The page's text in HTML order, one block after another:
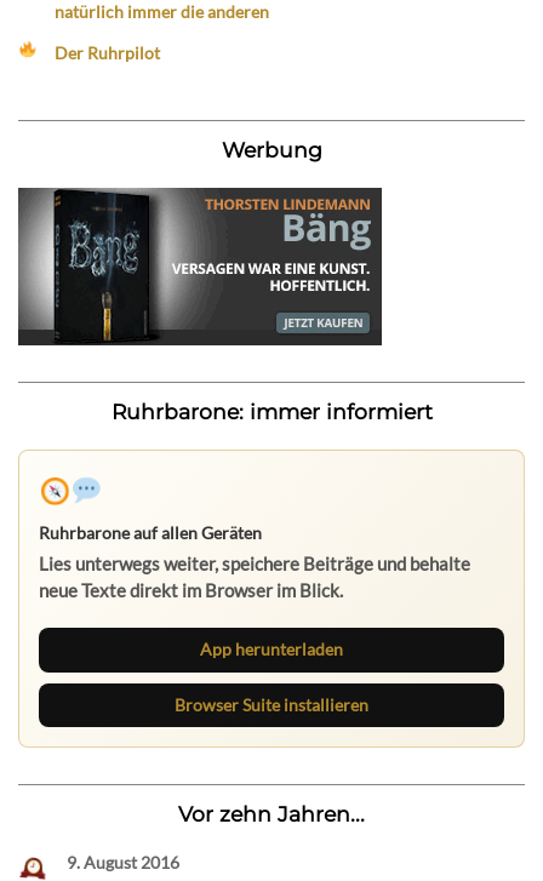
natürlich immer die anderen
Der Ruhrpilot
Werbung
Ruhrbarone: immer informiert
Ruhrbarone auf allen Geräten
Lies unterwegs weiter, speichere Beiträge und behalte
neue Texte direkt im Browser im Blick.
App herunterladen
Browser Suite installieren
Vor zehn Jahren...
9. August 2016